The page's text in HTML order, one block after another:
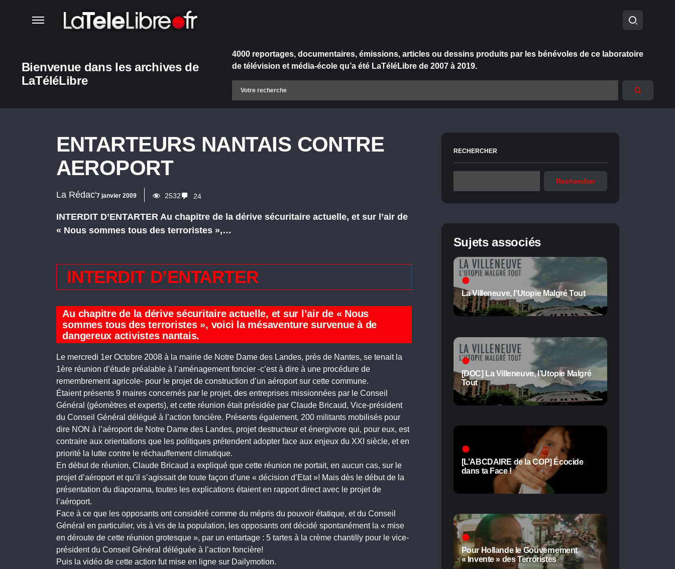
Bienvenue dans les archives de
LaTéléLibre
4000 reportages, documentaires, émissions, articles ou dessins produits par les bénévoles de ce laboratoire
de télévision et média-école qu’a été LaTéléLibre de 2007 à 2019.
ENTARTEURS NANTAIS CONTRE
AEROPORT
La Rédac'7 janvier 2009 2532 24
INTERDIT D’ENTARTER Au chapitre de la dérive sécuritaire actuelle, et sur l’air de
« Nous sommes tous des terroristes »,…
INTERDIT D’ENTARTER
Au chapitre de la dérive sécuritaire actuelle, et sur l’air de « Nous
sommes tous des terroristes », voici la mésaventure survenue à de
dangereux activistes nantais.
Le mercredi 1er Octobre 2008 à la mairie de Notre Dame des Landes, près de Nantes, se tenait la
1ère réunion d’étude préalable à l’aménagement foncier -c’est à dire à une procédure de
remembrement agricole- pour le projet de construction d’un aéroport sur cette commune.
Étaient présents 9 maires concernés par le projet, des entreprises missionnées par le Conseil
Général (géomètres et experts), et cette réunion était présidée par Claude Bricaud, Vice-président
du Conseil Général délégué à l’action foncière. Présents également, 200 militants mobilisés pour
dire NON à l’aéroport de Notre Dame des Landes, projet destructeur et énergivore qui, pour eux, est
contraire aux orientations que les politiques prétendent adopter face aux enjeux du XXI siècle, et en
priorité la lutte contre le réchauffement climatique.
En début de réunion, Claude Bricaud a expliqué que cette réunion ne portait, en aucun cas, sur le
projet d’aéroport et qu’il s’agissait de toute façon d’une « décision d’Etat »! Mais dès le début de la
présentation du diaporama, toutes les explications étaient en rapport direct avec le projet de
l’aéroport.
Face à ce que les opposants ont considéré comme du mépris du pouvoir étatique, et du Conseil
Général en particulier, vis à vis de la population, les opposants ont décidé spontanément la « mise
en déroute de cette réunion grotesque », par un entartage : 5 tartes à la crème chantilly pour le vice-
président du Conseil Général déléguée à l’action foncière!
Puis la vidéo de cette action fut mise en ligne sur Dailymotion.
RECHERCHER
Rechercher
Sujets associés
La Villeneuve, l’Utopie Malgré Tout
[DOC] La Villeneuve, l’Utopie Malgré
Tout
[L’ABCDAIRE de la COP] Écocide
dans ta Face !
Pour Hollande le Gouvernement
« Invente » des Terroristes